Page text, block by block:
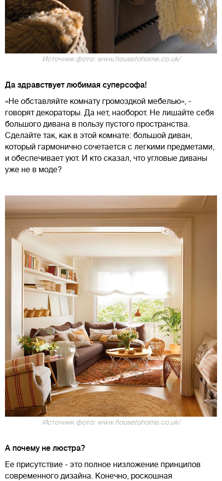
Источник фото: www.housetohome.co.uk/
Да здравствует любимая суперсофа!
«Не обставляйте комнату громоздкой мебелью», -
говорят декораторы. Да нет, наоборот. Не лишайте себя
большого дивана в пользу пустого пространства.
Сделайте так, как в этой комнате: большой диван,
который гармонично сочетается с легкими предметами,
и обеспечивает уют. И кто сказал, что угловые диваны
уже не в моде?
Источник фото: www.housetohome.co.uk/
А почему не люстра?
Ее присутствие - это полное низложение принципов
современного дизайна. Конечно, роскошная